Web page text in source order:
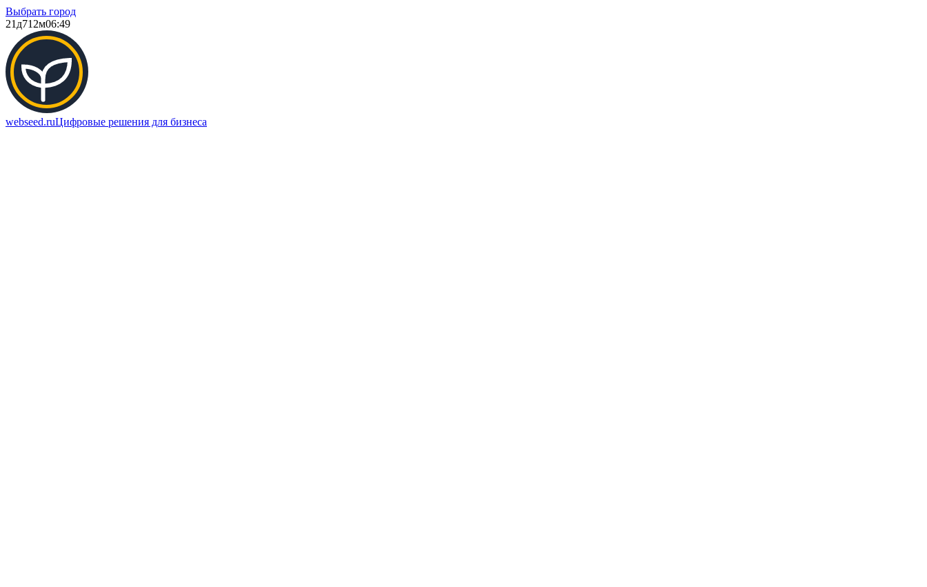
Выбрать город
21д712м06:49
webseed.ruЦифровые решения для бизнеса